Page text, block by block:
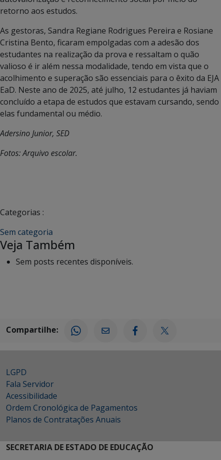
retorno aos estudos.
As gestoras, Sandra Regiane Rodrigues Pereira e Rosiane
Cristina Bento, ficaram empolgadas com a adesão dos
estudantes na realização da prova e ressaltam o quão
valioso é ir além nessa modalidade, tendo em vista que o
acolhimento e superação são essenciais para o êxito da EJA
EaD. Neste ano de 2025, até julho, 12 estudantes já haviam
concluído a etapa de estudos que estavam cursando, sendo
elas fundamental ou médio.
Adersino Junior, SED
Fotos: Arquivo escolar.
Categorias :
Sem categoria
Veja Também
Sem posts recentes disponíveis.
Compartilhe:
LGPD
Fala Servidor
Acessibilidade
Ordem Cronológica de Pagamentos
Planos de Contratações Anuais
SECRETARIA DE ESTADO DE EDUCAÇÃO